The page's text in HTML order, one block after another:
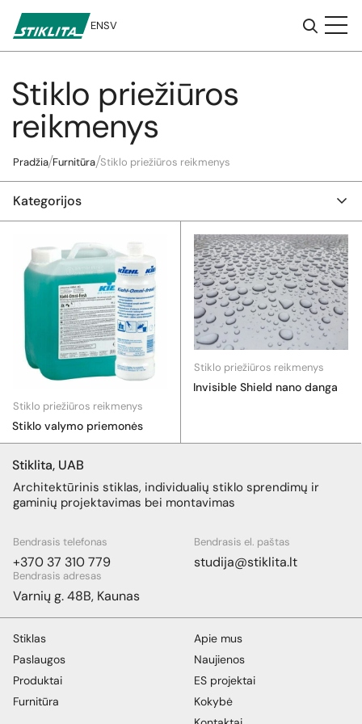
turinį
ENSV
Stiklo priežiūros
reikmenys
Pradžia Furnitūra Stiklo priežiūros reikmenys
Kategorijos
Stiklo priežiūros reikmenys
Stiklo valymo priemonės
Stiklo priežiūros reikmenys
Invisible Shield nano danga
Stiklita, UAB
Architektūrinis stiklas, individualių stiklo sprendimų ir
gaminių projektavimas bei montavimas
Bendrasis telefonas
+370 37 310 779
Bendrasis el. paštas
studija@stiklita.lt
Bendrasis adresas
Varnių g. 48B, Kaunas
Stiklas
Paslaugos
Produktai
Furnitūra
Apie mus
Naujienos
ES projektai
Kokybė